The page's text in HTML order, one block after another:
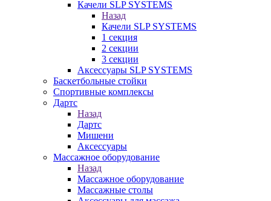
Качели SLP SYSTEMS
Назад
Качели SLP SYSTEMS
1 секция
2 секции
3 секции
Аксессуары SLP SYSTEMS
Баскетбольные стойки
Спортивные комплексы
Дартс
Назад
Дартс
Мишени
Аксессуары
Массажное оборудование
Назад
Массажное оборудование
Массажные столы